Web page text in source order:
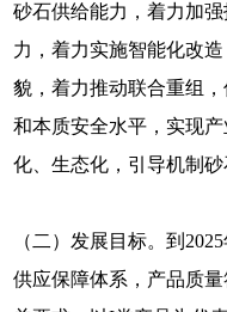
砂石供给能力，着力加
力，着力实施智能化改
貌，着力推动联合重组
和本质安全水平，实现
化、生态化，引导机制砂
（二）发展目标。到
供应保障体系，产品质量